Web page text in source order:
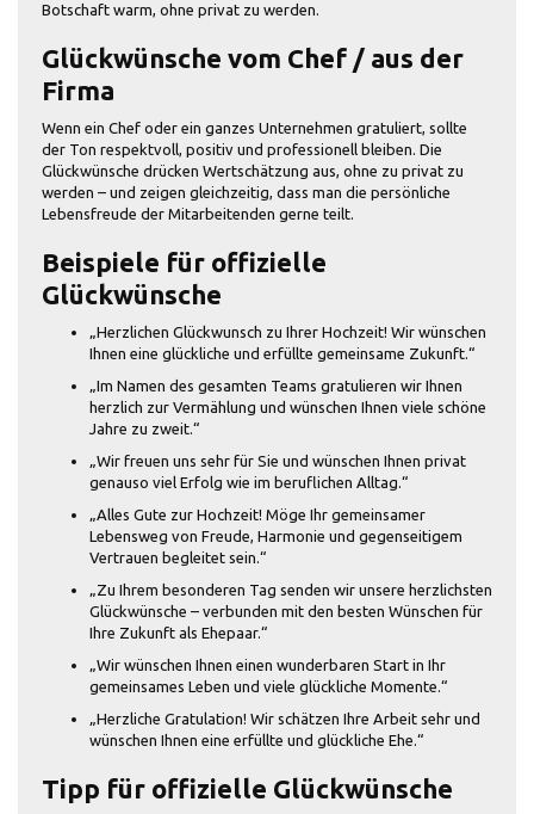
Botschaft warm, ohne privat zu werden.
Glückwünsche vom Chef / aus der
Firma
Wenn ein Chef oder ein ganzes Unternehmen gratuliert, sollte
der Ton respektvoll, positiv und professionell bleiben. Die
Glückwünsche drücken Wertschätzung aus, ohne zu privat zu
werden – und zeigen gleichzeitig, dass man die persönliche
Lebensfreude der Mitarbeitenden gerne teilt.
Beispiele für offizielle
Glückwünsche
„Herzlichen Glückwunsch zu Ihrer Hochzeit! Wir wünschen
Ihnen eine glückliche und erfüllte gemeinsame Zukunft.“
„Im Namen des gesamten Teams gratulieren wir Ihnen
herzlich zur Vermählung und wünschen Ihnen viele schöne
Jahre zu zweit.“
„Wir freuen uns sehr für Sie und wünschen Ihnen privat
genauso viel Erfolg wie im beruflichen Alltag.“
„Alles Gute zur Hochzeit! Möge Ihr gemeinsamer
Lebensweg von Freude, Harmonie und gegenseitigem
Vertrauen begleitet sein.“
„Zu Ihrem besonderen Tag senden wir unsere herzlichsten
Glückwünsche – verbunden mit den besten Wünschen für
Ihre Zukunft als Ehepaar.“
„Wir wünschen Ihnen einen wunderbaren Start in Ihr
gemeinsames Leben und viele glückliche Momente.“
„Herzliche Gratulation! Wir schätzen Ihre Arbeit sehr und
wünschen Ihnen eine erfüllte und glückliche Ehe.“
Tipp für offizielle Glückwünsche